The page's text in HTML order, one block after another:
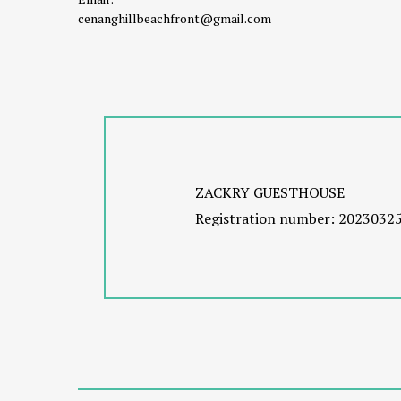
cenanghillbeachfront@gmail.com
ZACKRY GUESTHOUSE
Registration number: